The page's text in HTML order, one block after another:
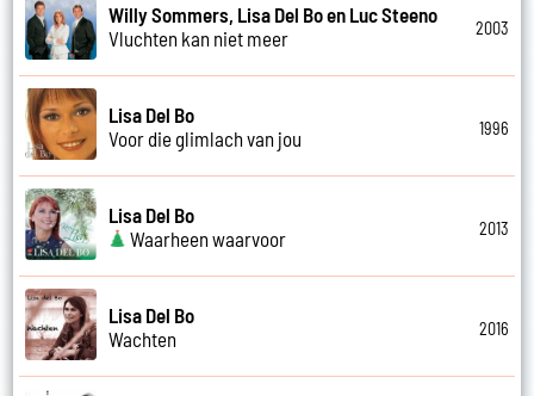
Willy Sommers, Lisa Del Bo en Luc Steeno
Vluchten kan niet meer
2003
Lisa Del Bo
Voor die glimlach van jou
1996
Lisa Del Bo
Waarheen waarvoor
2013
Lisa Del Bo
Wachten
2016